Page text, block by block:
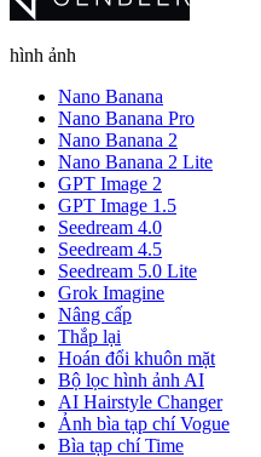
hình ảnh
Nano Banana
Nano Banana Pro
Nano Banana 2
Nano Banana 2 Lite
GPT Image 2
GPT Image 1.5
Seedream 4.0
Seedream 4.5
Seedream 5.0 Lite
Grok Imagine
Nâng cấp
Thắp lại
Hoán đổi khuôn mặt
Bộ lọc hình ảnh AI
AI Hairstyle Changer
Ảnh bìa tạp chí Vogue
Bìa tạp chí Time